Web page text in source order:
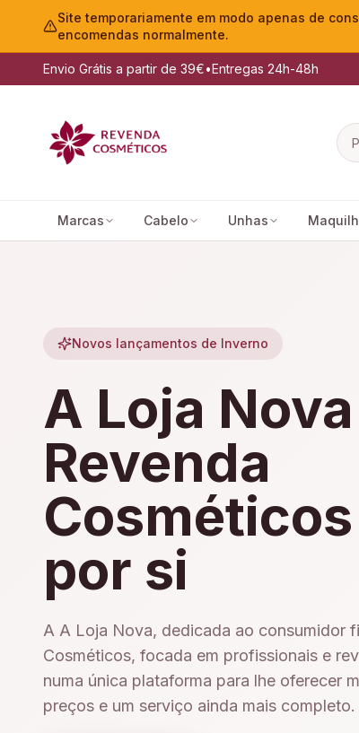
Site temporariamente em modo apenas de
encomendas normalmente.
Envio Grátis a partir de 39€•Entregas 24h-48h
Marcas Cabelo Unhas
Novos lançamentos de Inverno
A Loja
Revenda
por si
A A Loja Nova, dedicada ao consumidor
Cosméticos, focada em profissionais e
numa única plataforma para lhe oferecer
preços e um serviço ainda mais completo.